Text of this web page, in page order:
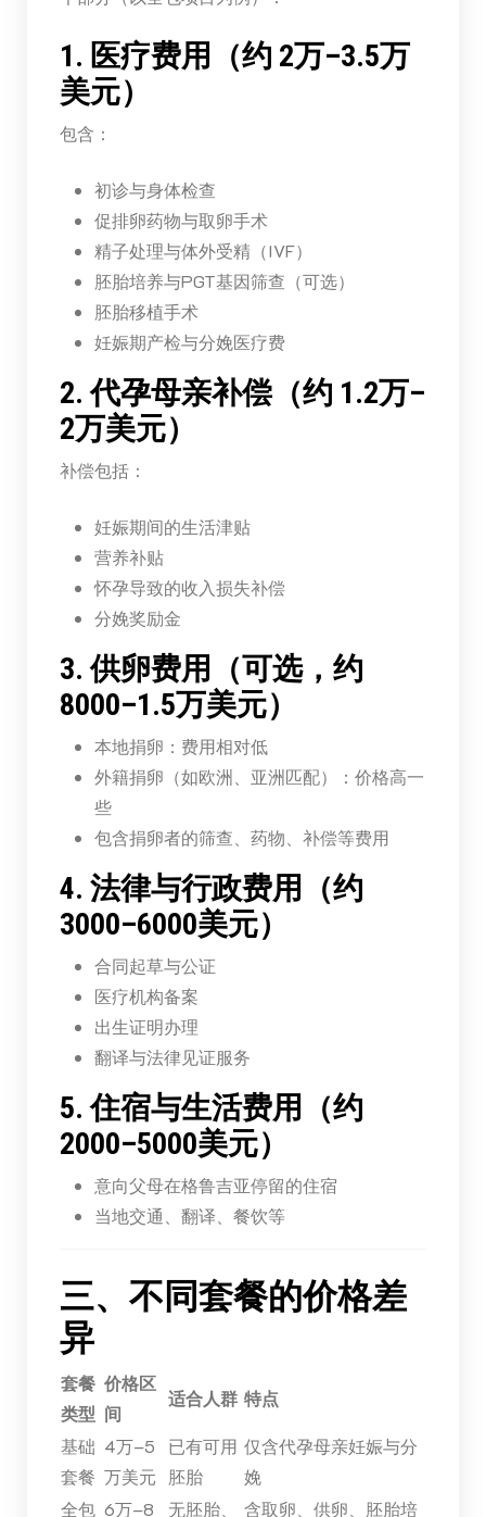
1. 医疗费用（约 2万–3.5万
美元）
包含：
初诊与身体检查
促排卵药物与取卵手术
精子处理与体外受精（IVF）
胚胎培养与PGT基因筛查（可选）
胚胎移植手术
妊娠期产检与分娩医疗费
2. 代孕母亲补偿（约 1.2万–
2万美元）
补偿包括：
妊娠期间的生活津贴
营养补贴
怀孕导致的收入损失补偿
分娩奖励金
3. 供卵费用（可选，约
8000–1.5万美元）
本地捐卵：费用相对低
外籍捐卵（如欧洲、亚洲匹配）：价格高一
些
包含捐卵者的筛查、药物、补偿等费用
4. 法律与行政费用（约
3000–6000美元）
合同起草与公证
医疗机构备案
出生证明办理
翻译与法律见证服务
5. 住宿与生活费用（约
2000–5000美元）
意向父母在格鲁吉亚停留的住宿
当地交通、翻译、餐饮等
三、不同套餐的价格差
异
套餐
类型
价格区
间
适合人群 特点
基础
套餐
4万–5
万美元
已有可用
胚胎
仅含代孕母亲妊娠与分
娩
全包 6万–8 无胚胎、 含取卵、供卵、胚胎培